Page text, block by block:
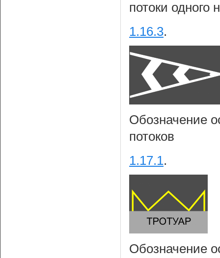
потоки одного
1.16.3.
Обозначение
потоков
1.17.1.
Обозначение